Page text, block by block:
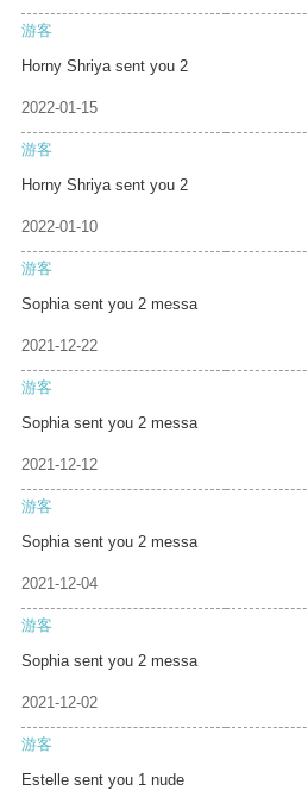
游客
Horny Shriya sent you 2
2022-01-15
游客
Horny Shriya sent you 2
2022-01-10
游客
Sophia sent you 2 messa
2021-12-22
游客
Sophia sent you 2 messa
2021-12-12
游客
Sophia sent you 2 messa
2021-12-04
游客
Sophia sent you 2 messa
2021-12-02
游客
Estelle sent you 1 nude